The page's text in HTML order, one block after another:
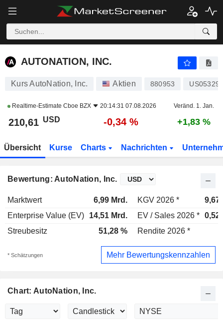
AUTONATION, INC.
AUTONATION, INC.
Kurs AutoNation, Inc. Aktien 880953
Realtime-Estimate Cboe BZX 20:14:31 07.08.2026 Veränd. 1. Jan.
210,61 USD -0,34 % +1,83 %
Übersicht Kurse Charts Nachrichten
Bewertung: AutoNation, Inc.
Marktwert 6,99 Mrd. KGV 2026 *
Enterprise Value (EV)
14,51 Mrd. EV / Sales 2026 *
Streubesitz
51,28 % Rendite 2026 *
* Schätzungen Mehr Bewertungskennzahlen
Chart: AutoNation, Inc.